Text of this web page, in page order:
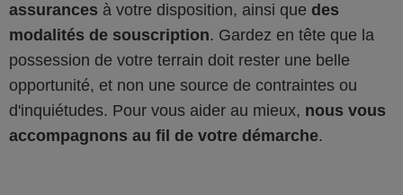
assurances à votre disposition, ainsi que des
modalités de souscription. Gardez en tête que la
possession de votre terrain doit rester une belle
opportunité, et non une source de contraintes ou
d'inquiétudes. Pour vous aider au mieux, nous vous
accompagnons au fil de votre démarche.